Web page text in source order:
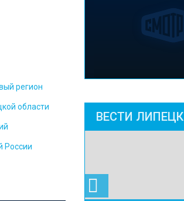
регион
области
России
ВЕСТИ ЛИПЕЦК